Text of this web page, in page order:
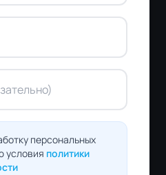
персональных
условия политики